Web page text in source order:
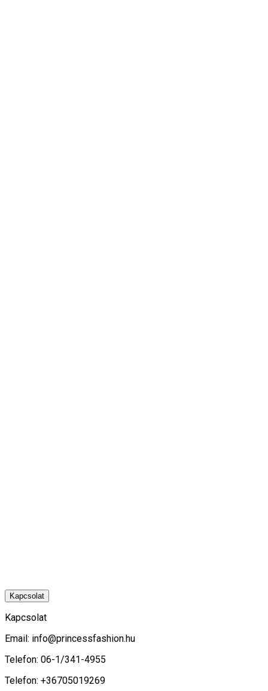
Kapcsolat
Kapcsolat
Email: info@princessfashion.hu
Telefon: 06-1/341-4955
Telefon: +36705019269